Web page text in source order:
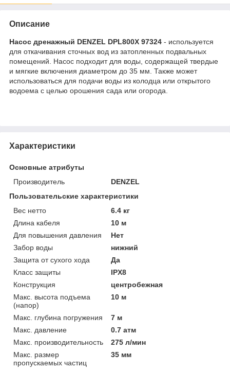
Описание
Насос дренажный DENZEL DPL800X 97324 - используется
для откачивания сточных вод из затопленных подвальных
помещений. Насос подходит для воды, содержащей твердые
и мягкие включения диаметром до 35 мм. Также может
использоваться для подачи воды из колодца или открытого
водоема с целью орошения сада или огорода.
Характеристики
Основные атрибуты
Производитель
DENZEL
Пользовательские характеристики
Вес нетто
6.4 кг
Длина кабеля
10 м
Для повышения давления
Нет
Забор воды
нижний
Защита от сухого хода
Да
Класс защиты
IPX8
Конструкция
центробежная
Макс. высота подъема
(напор)
10 м
Макс. глубина погружения
7 м
Макс. давление
0.7 атм
Макс. производительность
275 л/мин
Макс. размер
пропускаемых частиц
35 мм